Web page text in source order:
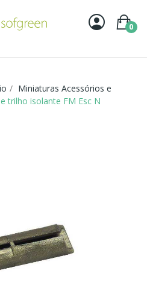
0
Miniaturas Acessórios e
trilho isolante FM Esc N